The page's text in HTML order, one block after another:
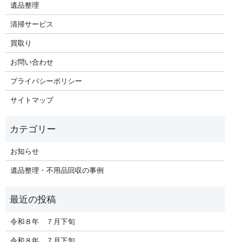
遺品整理
清掃サービス
買取り
お問い合わせ
プライバシーポリシー
サイトマップ
お知らせ
遺品整理・不用品回収の事例
令和８年 ７月下旬
令和８年 ７月下旬